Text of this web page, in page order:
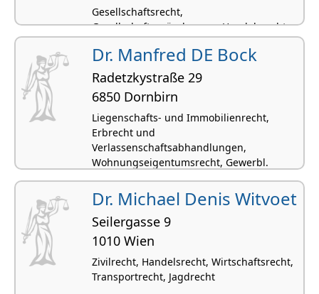
Gesellschaftsrecht,
Gesellschaftsgründungen, Handelsrecht,
Wirtschaftsrecht, Internationales
Vertragsrecht
Dr. Manfred DE Bock
Radetzkystraße 29
6850 Dornbirn
Liegenschafts- und Immobilienrecht,
Erbrecht und
Verlassenschaftsabhandlungen,
Wohnungseigentumsrecht, Gewerbl.
Rechtsschutz, Immaterialgüterrecht
Dr. Michael Denis Witvoet
Seilergasse 9
1010 Wien
Zivilrecht, Handelsrecht, Wirtschaftsrecht,
Transportrecht, Jagdrecht